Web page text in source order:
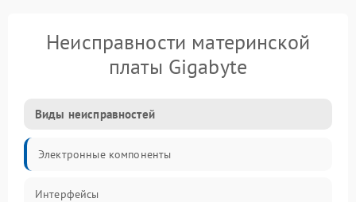
Неисправности материнской
платы Gigabyte
Виды неисправностей
Электронные компоненты
Интерфейсы